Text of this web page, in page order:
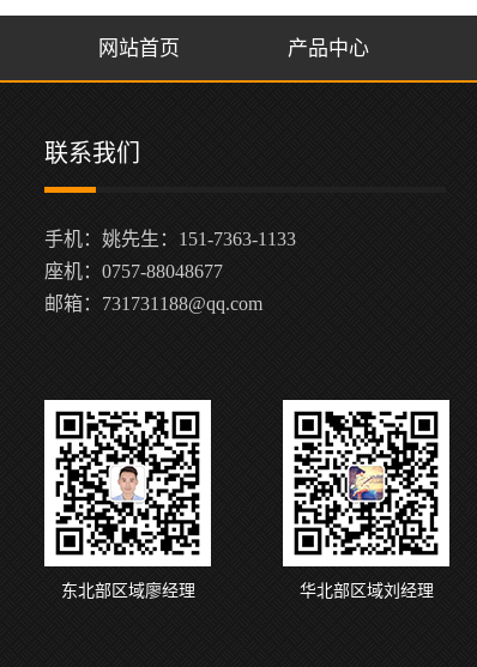
网站首页 产品中心
联系我们
手机：姚先生：151-7363-1133
座机：0757-88048677
邮箱：731731188@qq.com
东北部区域廖经理 华北部区域刘经理